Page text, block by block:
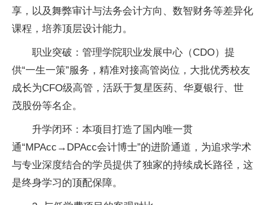
享，以及舞弊审计与法务会计方向、数智财务等差异化
课程，培养顶层设计能力。
职业突破：管理学院职业发展中心（CDO）提
供“一生一策”服务，精准对接高管岗位，大批优秀校友
成长为CFO级高管，活跃于复星医药、华夏银行、世
茂股份等名企。
升学闭环：本项目打造了国内唯一贯
通“MPAcc→DPAcc会计博士”的进阶通道，为追求学术
与专业深度结合的学员提供了独家的持续成长路径，这
是终身学习的顶配保障。